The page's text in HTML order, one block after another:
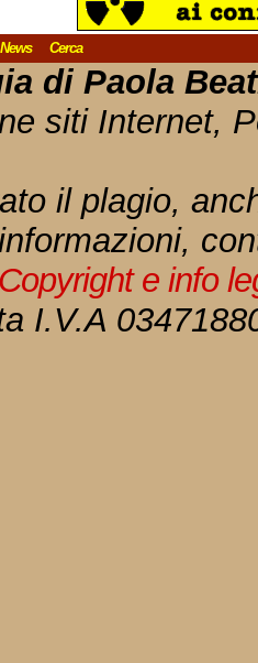
Cerca
di Paola
siti Internet,
il plagio,
Copyright e info
I.V.A